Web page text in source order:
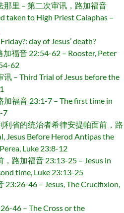
里 – 第二次审讯，路加福音
taken to High Priest Caiaphas –
day of Jesus’ death?
福音 22:54-62 – Rooster, Peter
62
– Third Trial of Jesus before the
福音 23:1-7 – The first time in
7
利省的统治者希律安提帕面前，路
Jesus Before Herod Antipas the
Luke 23:8-12
路加福音 23:13-25 – Jesus in
time, Luke 23:13-25
46 – Jesus, The Crucifixion,
46 – The Cross or the